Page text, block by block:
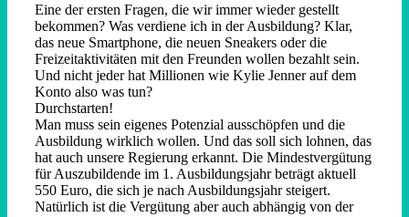
Eine der ersten Fragen, die wir immer wieder gestellt
bekommen? Was verdiene ich in der Ausbildung? Klar,
das neue Smartphone, die neuen Sneakers oder die
Freizeitaktivitäten mit den Freunden wollen bezahlt sein.
Und nicht jeder hat Millionen wie Kylie Jenner auf dem
Konto also was tun?
Durchstarten!
Man muss sein eigenes Potenzial ausschöpfen und die
Ausbildung wirklich wollen. Und das soll sich lohnen, das
hat auch unsere Regierung erkannt. Die Mindestvergütung
für Auszubildende im 1. Ausbildungsjahr beträgt aktuell
550 Euro, die sich je nach Ausbildungsjahr steigert.
Natürlich ist die Vergütung aber auch abhängig von der